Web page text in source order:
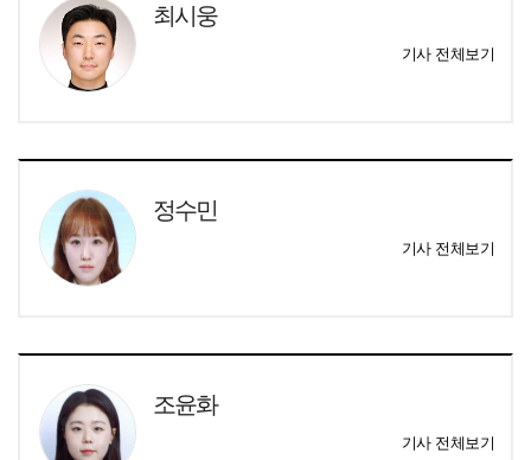
최시웅
기사 전체보기
정수민
기사 전체보기
조윤화
기사 전체보기